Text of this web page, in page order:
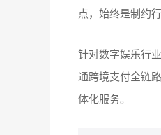
点，始终是制约
针对数字娱乐行
通跨境支付全链
体化服务。